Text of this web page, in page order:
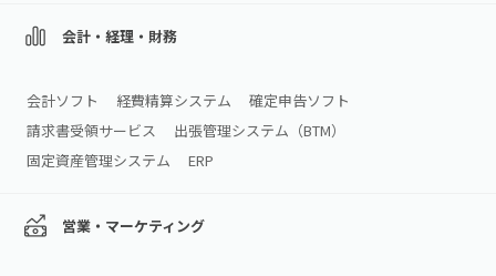
会計・経理・財務
会計ソフト 経費精算システム
確定申告ソフト
請求書受領サービス
出張管理システム（BTM）
固定資産管理システム
ERP
営業・マーケティング